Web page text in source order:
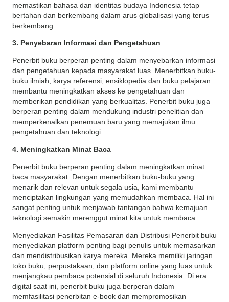
memastikan bahasa dan identitas budaya Indonesia tetap
bertahan dan berkembang dalam arus globalisasi yang terus
berkembang.
3. Penyebaran Informasi dan Pengetahuan
Penerbit buku berperan penting dalam menyebarkan informasi
dan pengetahuan kepada masyarakat luas. Menerbitkan buku-
buku ilmiah, karya referensi, ensiklopedia dan buku pelajaran
membantu meningkatkan akses ke pengetahuan dan
memberikan pendidikan yang berkualitas. Penerbit buku juga
berperan penting dalam mendukung industri penelitian dan
memperkenalkan penemuan baru yang memajukan ilmu
pengetahuan dan teknologi.
4. Meningkatkan Minat Baca
Penerbit buku berperan penting dalam meningkatkan minat
baca masyarakat. Dengan menerbitkan buku-buku yang
menarik dan relevan untuk segala usia, kami membantu
menciptakan lingkungan yang memudahkan membaca. Hal ini
sangat penting untuk menjawab tantangan bahwa kemajuan
teknologi semakin merenggut minat kita untuk membaca.
Menyediakan Fasilitas Pemasaran dan Distribusi Penerbit buku
menyediakan platform penting bagi penulis untuk memasarkan
dan mendistribusikan karya mereka. Mereka memiliki jaringan
toko buku, perpustakaan, dan platform online yang luas untuk
menjangkau pembaca potensial di seluruh Indonesia. Di era
digital saat ini, penerbit buku juga berperan dalam
memfasilitasi penerbitan e-book dan mempromosikan